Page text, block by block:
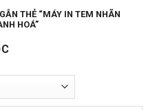
THẺ “MÁY IN TEM NHÃN
HOÁ”